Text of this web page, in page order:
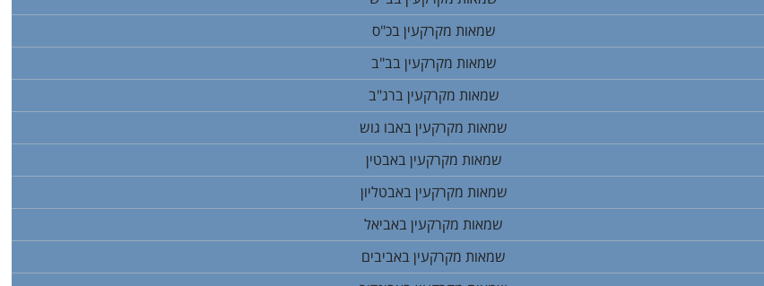
שמאות מקרקעין בכ"ס
שמאות מקרקעין בב"ב
שמאות מקרקעין ברג"ב
שמאות מקרקעין באבו גוש
שמאות מקרקעין באבטין
שמאות מקרקעין באבטליון
שמאות מקרקעין באביאל
שמאות מקרקעין באביבים